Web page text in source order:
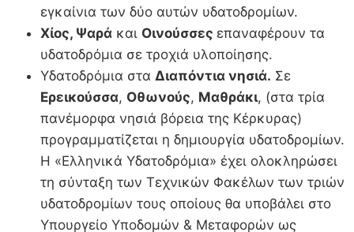
εγκαίνια των δύο αυτών υδατοδρομίων.
Χίος, Ψαρά και Οινούσσες επαναφέρουν τα
υδατοδρόμια σε τροχιά υλοποίησης.
Υδατοδρόµια στα Διαπόντια νησιά. Σε
Ερεικούσσα, Οθωνούς, Μαθράκι, (στα τρία
πανέμορφα νησιά βόρεια της Κέρκυρας)
προγραμματίζεται η δημιουργία υδατοδρομίων.
Η «Ελληνικά Υδατοδρόμια» έχει ολοκληρώσει
τη σύνταξη των Τεχνικών Φακέλων των τριών
υδατοδρομίων τους οποίους θα υποβάλει στο
Υπουργείο Υποδομών & Μεταφορών ως